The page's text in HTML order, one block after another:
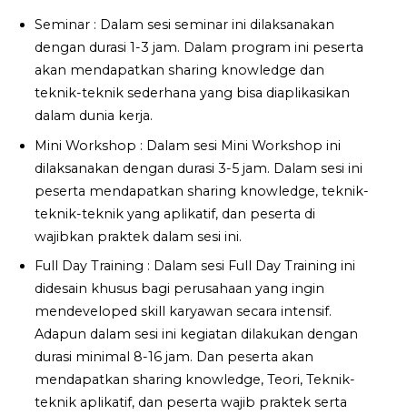
Seminar : Dalam sesi seminar ini dilaksanakan
dengan durasi 1-3 jam. Dalam program ini peserta
akan mendapatkan sharing knowledge dan
teknik-teknik sederhana yang bisa diaplikasikan
dalam dunia kerja.
Mini Workshop : Dalam sesi Mini Workshop ini
dilaksanakan dengan durasi 3-5 jam. Dalam sesi ini
peserta mendapatkan sharing knowledge, teknik-
teknik-teknik yang aplikatif, dan peserta di
wajibkan praktek dalam sesi ini.
Full Day Training : Dalam sesi Full Day Training ini
didesain khusus bagi perusahaan yang ingin
mendeveloped skill karyawan secara intensif.
Adapun dalam sesi ini kegiatan dilakukan dengan
durasi minimal 8-16 jam. Dan peserta akan
mendapatkan sharing knowledge, Teori, Teknik-
teknik aplikatif, dan peserta wajib praktek serta